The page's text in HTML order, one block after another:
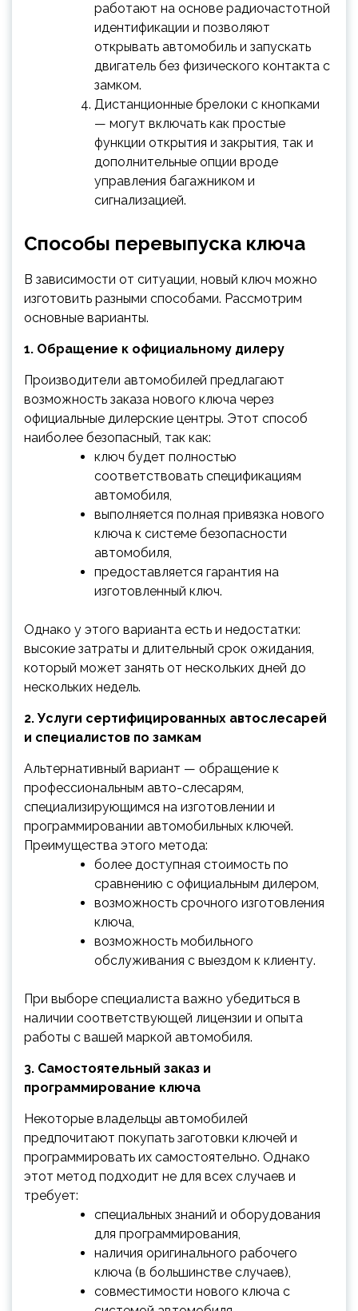
работают на основе радиочастотной
идентификации и позволяют
открывать автомобиль и запускать
двигатель без физического контакта с
замком.
Дистанционные брелоки с кнопками
— могут включать как простые
функции открытия и закрытия, так и
дополнительные опции вроде
управления багажником и
сигнализацией.
Способы перевыпуска ключа
В зависимости от ситуации, новый ключ можно
изготовить разными способами. Рассмотрим
основные варианты.
1. Обращение к официальному дилеру
Производители автомобилей предлагают
возможность заказа нового ключа через
официальные дилерские центры. Этот способ
наиболее безопасный, так как:
ключ будет полностью
соответствовать спецификациям
автомобиля,
выполняется полная привязка нового
ключа к системе безопасности
автомобиля,
предоставляется гарантия на
изготовленный ключ.
Однако у этого варианта есть и недостатки:
высокие затраты и длительный срок ожидания,
который может занять от нескольких дней до
нескольких недель.
2. Услуги сертифицированных автослесарей
и специалистов по замкам
Альтернативный вариант — обращение к
профессиональным авто-слесарям,
специализирующимся на изготовлении и
программировании автомобильных ключей.
Преимущества этого метода:
более доступная стоимость по
сравнению с официальным дилером,
возможность срочного изготовления
ключа,
возможность мобильного
обслуживания с выездом к клиенту.
При выборе специалиста важно убедиться в
наличии соответствующей лицензии и опыта
работы с вашей маркой автомобиля.
3. Самостоятельный заказ и
программирование ключа
Некоторые владельцы автомобилей
предпочитают покупать заготовки ключей и
программировать их самостоятельно. Однако
этот метод подходит не для всех случаев и
требует:
специальных знаний и оборудования
для программирования,
наличия оригинального рабочего
ключа (в большинстве случаев),
совместимости нового ключа с